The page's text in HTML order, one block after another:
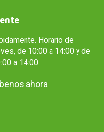
Horario de
de 10:00 a 14:00 y de
a 14:00.
ahora